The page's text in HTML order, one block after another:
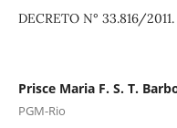
DECRETO N° 33.816/2011.
Prisce Maria F. S. T.
PGM-Rio